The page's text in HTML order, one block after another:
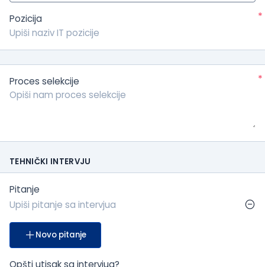
Pozicija *
Proces selekcije *
TEHNIČKI INTERVJU
Pitanje
Novo pitanje
Opšti utisak sa intervjua?